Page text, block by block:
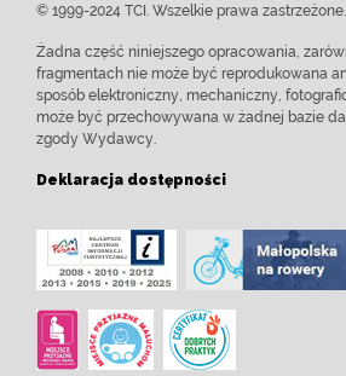
© 1999-2024 TCI. Wszelkie prawa zastrzeżone.
Żadna część niniejszego opracowania,
fragmentach nie może być reprodukowana
sposób elektroniczny, mechaniczny,
może być przechowywana w żadnej bazie
zgody Wydawcy.
Deklaracja dostępności